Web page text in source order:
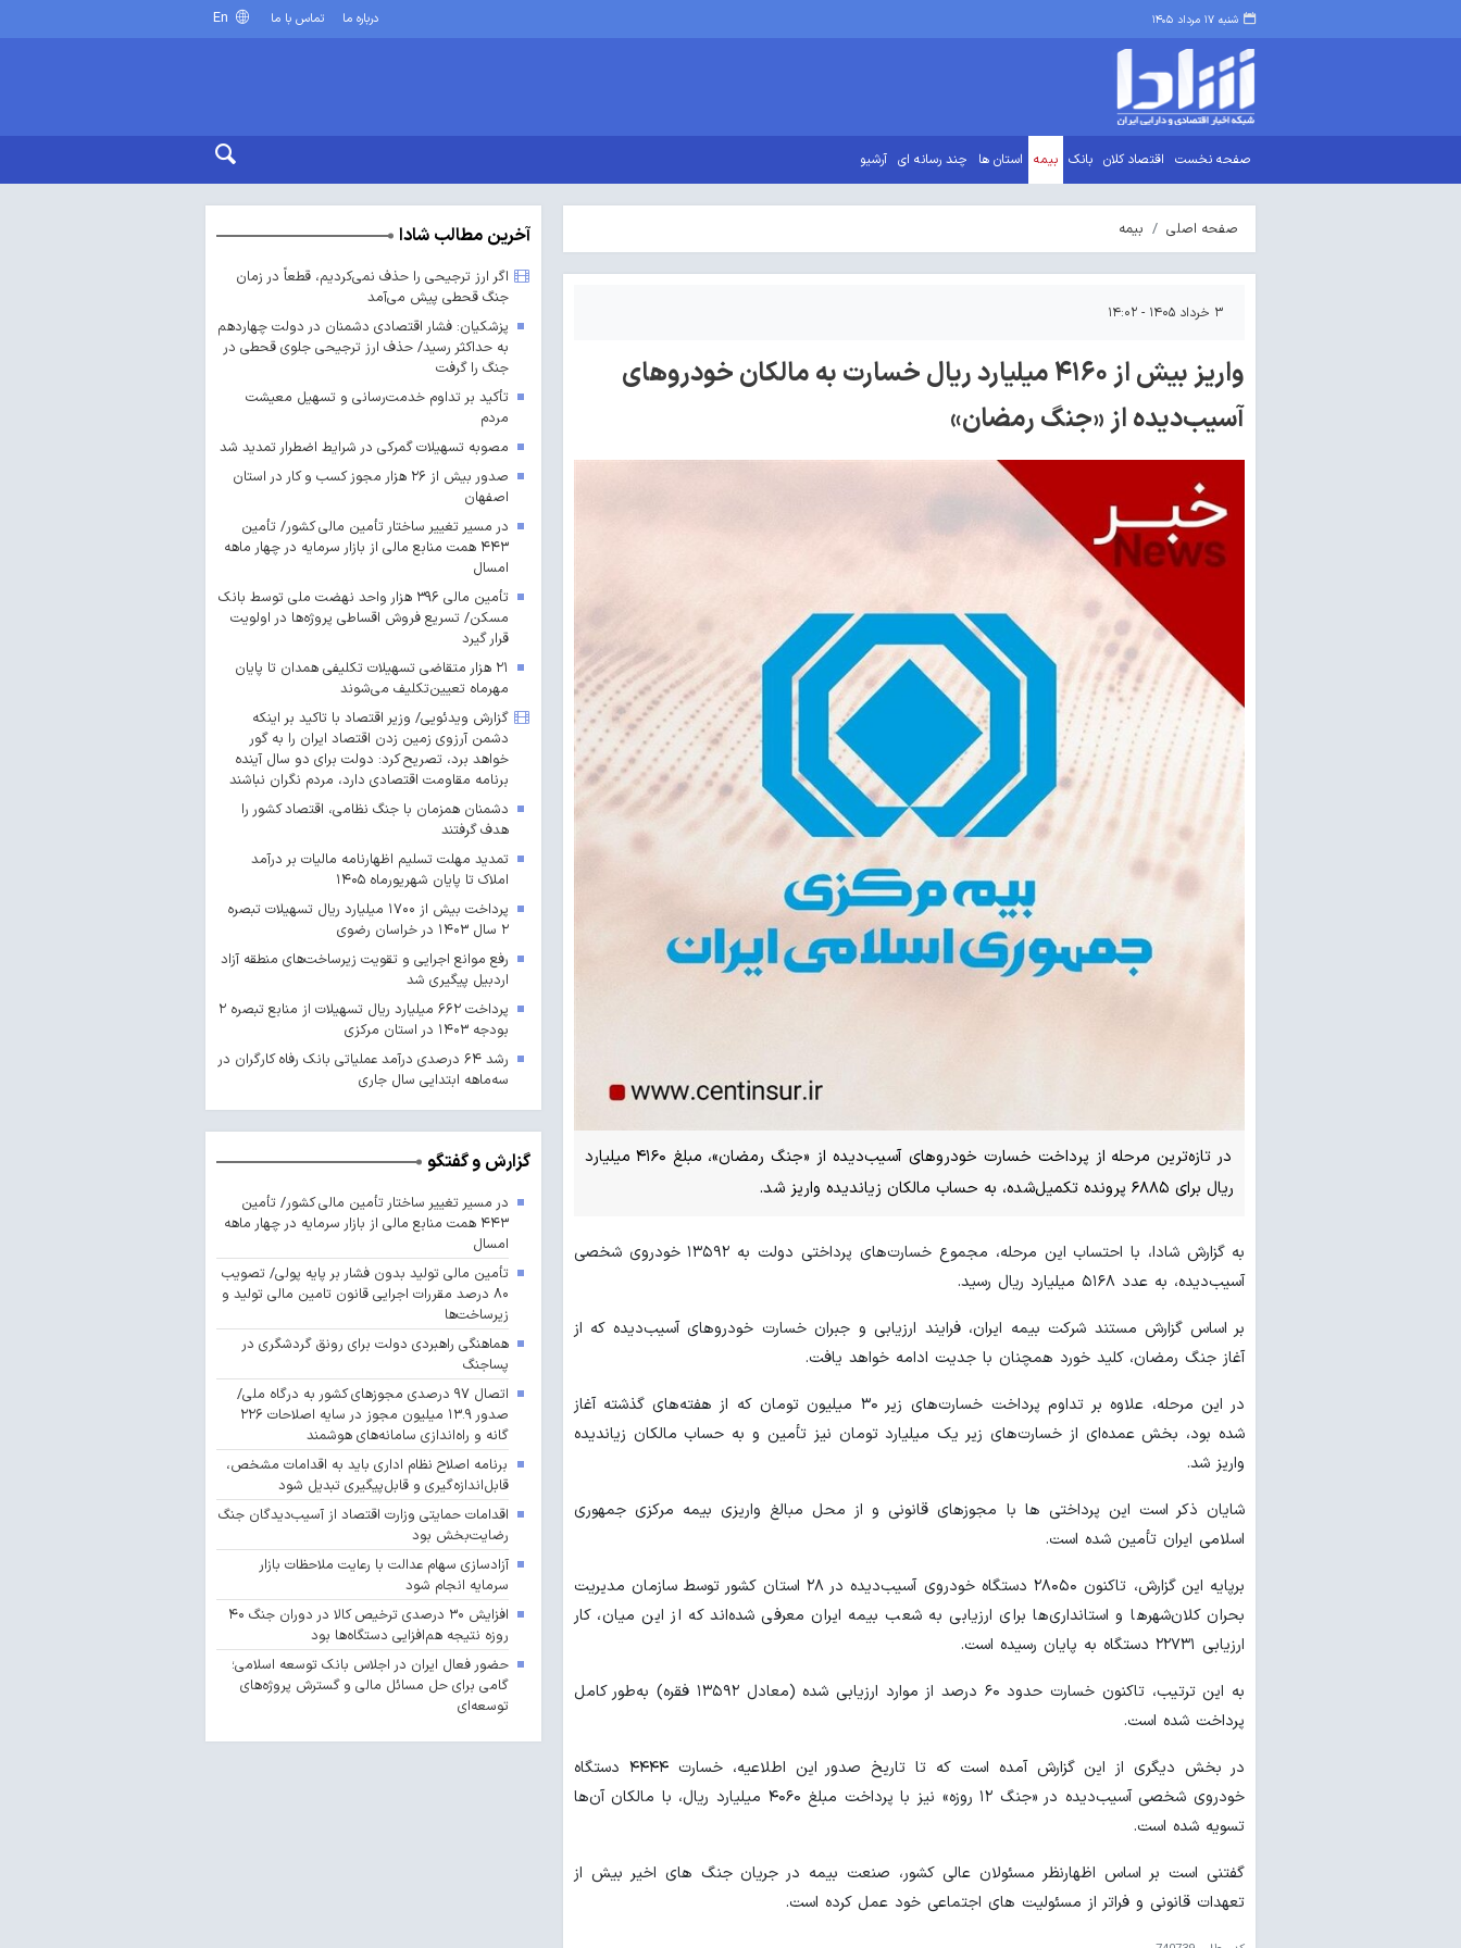
شنبه ۱۷ مرداد ۱۴۰۵ درباره ما تماس با ما
صفحه نخست اقتصاد کلان بانک بیمه استان ها چند رسانه ای آرشیو
صفحه اصلی بیمه
۳ خرداد ۱۴۰۵ - ۱۴:۰۲
واریز بیش از ۴۱۶۰ میلیارد ریال خسارت به مالکان خودروهای
آسیب‌دیده از «جنگ رمضان»
در تازه‌ترین مرحله از پرداخت خسارت خودروهای آسیب‌دیده از «جنگ رمضان»، مبلغ ۴۱۶۰ میلیارد
ریال برای ۶۸۸۵ پرونده تکمیل‌شده، به حساب مالکان زیاندیده واریز شد.
به گزارش شادا، با احتساب این مرحله، مجموع خسارت‌های پرداختی دولت به ۱۳۵۹۲ خودروی شخصی
آسیب‌دیده، به عدد ۵۱۶۸ میلیارد ریال رسید.
بر اساس گزارش مستند شرکت بیمه ایران، فرایند ارزیابی و جبران خسارت خودروهای آسیب‌دیده که از
آغاز جنگ رمضان، کلید خورد همچنان با جدیت ادامه خواهد یافت.
در این مرحله، علاوه بر تداوم پرداخت خسارت‌های زیر ۳۰ میلیون تومان که از هفته‌های گذشته آغاز
شده بود، بخش عمده‌ای از خسارت‌های زیر یک میلیارد تومان نیز تأمین و به حساب مالکان زیاندیده
واریز شد.
شایان ذکر است این پرداختی ها با مجوزهای قانونی و از محل مبالغ واریزی بیمه مرکزی جمهوری
اسلامی ایران تأمین شده است.
برپایه این گزارش، تاکنون ۲۸۰۵۰ دستگاه خودروی آسیب‌دیده در ۲۸ استان کشور توسط سازمان مدیریت
بحران کلان‌شهرها و استانداری‌ها برای ارزیابی به شعب بیمه ایران معرفی شده‌اند که از این میان، کار
ارزیابی ۲۲۷۳۱ دستگاه به پایان رسیده است.
به این ترتیب، تاکنون خسارت حدود ۶۰ درصد از موارد ارزیابی شده (معادل ۱۳۵۹۲ فقره) به‌طور کامل
پرداخت شده است.
در بخش دیگری از این گزارش آمده است که تا تاریخ صدور این اطلاعیه، خسارت ۴۴۴۴ دستگاه
خودروی شخصی آسیب‌دیده در «جنگ ۱۲ روزه» نیز با پرداخت مبلغ ۴۰۶۰ میلیارد ریال، با مالکان آن‌ها
تسویه شده است.
گفتنی است بر اساس اظهارنظر مسئولان عالی کشور، صنعت بیمه در جریان جنگ های اخیر بیش از
تعهدات قانونی و فراتر از مسئولیت های اجتماعی خود عمل کرده است.
آخرین مطالب شادا
اگر ارز ترجیحی را حذف نمی‌کردیم، قطعاً در زمان
جنگ قحطی پیش می‌آمد
پزشکیان: فشار اقتصادی دشمنان در دولت چهاردهم
به حداکثر رسید/ حذف ارز ترجیحی جلوی قحطی در
جنگ را گرفت
تأکید بر تداوم خدمت‌رسانی و تسهیل معیشت
مردم
مصوبه تسهیلات گمرکی در شرایط اضطرار تمدید شد
صدور بیش از ۲۶ هزار مجوز کسب‌ و کار در استان
اصفهان
در مسیر تغییر ساختار تأمین مالی کشور/ تأمین
۴۴۳ همت منابع مالی از بازار سرمایه در چهار ماهه
امسال
تأمین مالی ۳۹۶ هزار واحد نهضت ملی توسط بانک
مسکن/ تسریع فروش اقساطی پروژه‌ها در اولویت
قرار گیرد
۲۱ هزار متقاضی تسهیلات تکلیفی همدان تا پایان
مهرماه تعیین‌تکلیف می‌شوند
گزارش ویدئویی/ وزیر اقتصاد با تاکید بر اینکه
دشمن آرزوی زمین زدن اقتصاد ایران را به گور
خواهد برد، تصریح کرد: دولت برای دو سال آینده
برنامه مقاومت اقتصادی دارد، مردم نگران نباشند
دشمنان همزمان با جنگ نظامی، اقتصاد کشور را
هدف گرفتند
تمدید مهلت تسلیم اظهارنامه مالیات بر درآمد
املاک تا پایان شهریورماه ۱۴۰۵
پرداخت بیش از ۱۷۰۰ میلیارد ریال تسهیلات تبصره
۲ سال ۱۴۰۳ در خراسان رضوی
رفع موانع اجرایی و تقویت زیرساخت‌های منطقه آزاد
اردبیل پیگیری شد
پرداخت ۶۶۲ میلیارد ریال تسهیلات از منابع تبصره ۲
بودجه ۱۴۰۳ در استان مرکزی
رشد ۶۴ درصدی درآمد عملیاتی بانک رفاه کارگران در
سه‌ماهه ابتدایی سال جاری
گزارش و گفتگو
در مسیر تغییر ساختار تأمین مالی کشور/ تأمین
۴۴۳ همت منابع مالی از بازار سرمایه در چهار ماهه
امسال
تأمین مالی تولید بدون فشار بر پایه پولی/ تصویب
۸۰ درصد مقررات اجرایی قانون تامین مالی تولید و
زیرساخت‌ها
هماهنگی راهبردی دولت برای رونق گردشگری در
پساجنگ
اتصال ۹۷ درصدی مجوزهای کشور به درگاه ملی/
صدور ۱۳.۹ میلیون مجوز در سایه اصلاحات ۲۲۶
گانه و راه‌اندازی سامانه‌های هوشمند
برنامه اصلاح نظام اداری باید به اقدامات مشخص،
قابل‌اندازه‌گیری و قابل‌پیگیری تبدیل شود
اقدامات حمایتی وزارت اقتصاد از آسیب‌دیدگان جنگ
رضایت‌بخش بود
آزادسازی سهام عدالت با رعایت ملاحظات بازار
سرمایه انجام شود
افزایش ۳۰ درصدی ترخیص کالا در دوران جنگ ۴۰
روزه نتیجه هم‌افزایی دستگاه‌ها بود
حضور فعال ایران در اجلاس بانک توسعه اسلامی؛
گامی برای حل مسائل مالی و گسترش پروژه‌های
توسعه‌ای